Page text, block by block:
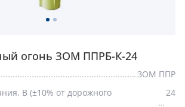
огонь ЗОМ ППРБ-К-24
ЗОМ ППР
В (±10% от дорожного
24